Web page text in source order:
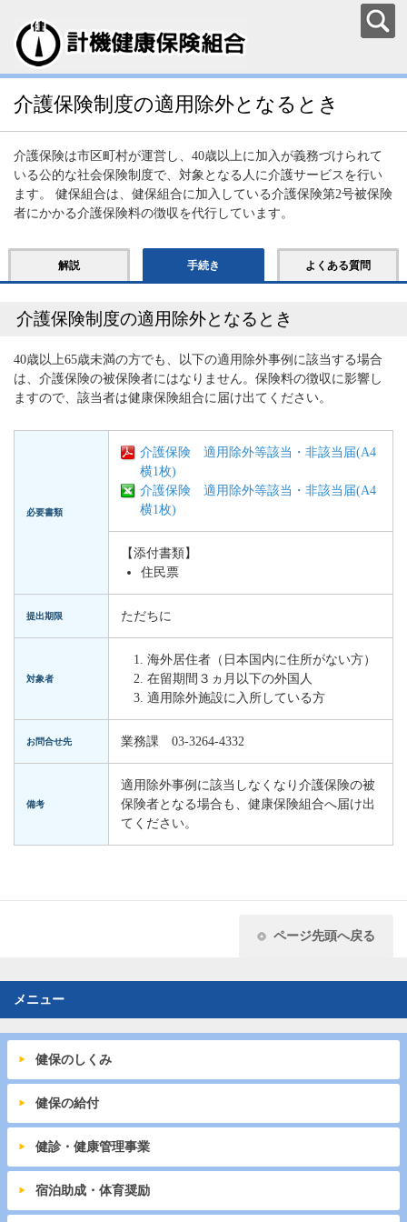
介護保険制度の適用除外となるとき
介護保険は市区町村が運営し、40歳以上に加入が義務づけられて
いる公的な社会保険制度で、対象となる人に介護サービスを行い
ます。 健保組合は、健保組合に加入している介護保険第2号被保険
者にかかる介護保険料の徴収を代行しています。
解説 手続き よくある質問
介護保険制度の適用除外となるとき
40歳以上65歳未満の方でも、以下の適用除外事例に該当する場合
は、介護保険の被保険者にはなりません。保険料の徴収に影響し
ますので、該当者は健康保険組合に届け出てください。
必要書類
介護保険 適用除外等該当・非該当届(A4
横1枚)
介護保険 適用除外等該当・非該当届(A4
横1枚)
【添付書類】
住民票
提出期限 ただちに
対象者
海外居住者（日本国内に住所がない方）
在留期間３ヵ月以下の外国人
適用除外施設に入所している方
お問合せ先 業務課 03-3264-4332
備考
適用除外事例に該当しなくなり介護保険の被
保険者となる場合も、健康保険組合へ届け出
てください。
ページ先頭へ戻る
メニュー
健保のしくみ
健保の給付
健診・健康管理事業
宿泊助成・体育奨励